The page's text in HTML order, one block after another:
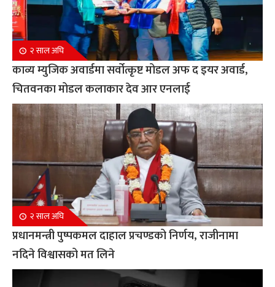
२ साल अघि
काव्य म्युजिक अवार्डमा सर्वोत्कृष्ट मोडल अफ द इयर अवार्ड,
चितवनका मोडल कलाकार देव आर एनलाई
२ साल अघि
प्रधानमन्त्री पुष्पकमल दाहाल प्रचण्डको निर्णय, राजीनामा
नदिने विश्वासको मत लिने